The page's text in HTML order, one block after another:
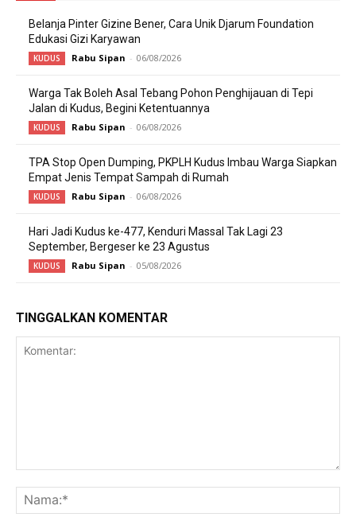
Belanja Pinter Gizine Bener, Cara Unik Djarum Foundation
Edukasi Gizi Karyawan
KUDUS Rabu Sipan - 06/08/2026
Warga Tak Boleh Asal Tebang Pohon Penghijauan di Tepi
Jalan di Kudus, Begini Ketentuannya
KUDUS Rabu Sipan - 06/08/2026
TPA Stop Open Dumping, PKPLH Kudus Imbau Warga Siapkan
Empat Jenis Tempat Sampah di Rumah
KUDUS Rabu Sipan - 06/08/2026
Hari Jadi Kudus ke-477, Kenduri Massal Tak Lagi 23
September, Bergeser ke 23 Agustus
KUDUS Rabu Sipan - 05/08/2026
TINGGALKAN KOMENTAR